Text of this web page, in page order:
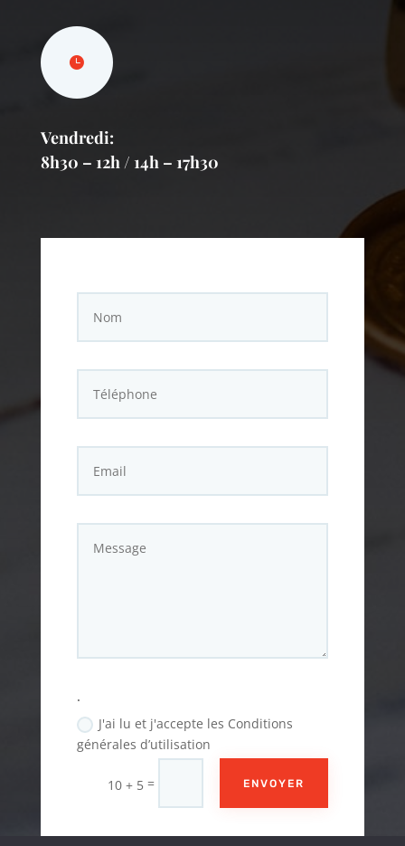
Vendredi:
8h30 – 12h / 14h – 17h30
.
J'ai lu et j'accepte les Conditions
générales d’utilisation
10 + 5 = ENVOYER